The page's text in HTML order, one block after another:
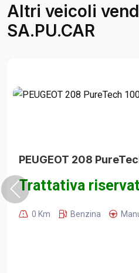
Altri veicoli
SA.PU.CAR
PEUGEOT 208
Trattativa
0 Km Benzina